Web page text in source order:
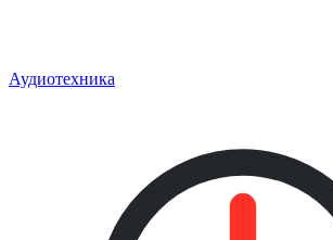
Аудиотехника